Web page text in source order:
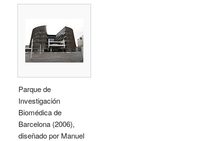
Parque de
Investigación
Biomédica de
Barcelona (2006),
diseñado por Manuel